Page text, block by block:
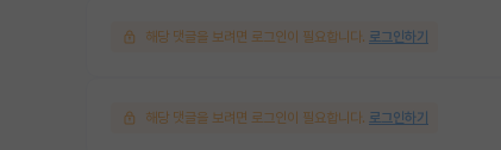
해당 댓글을 보려면 로그인이 필요합니다. 로그인하기
해당 댓글을 보려면 로그인이 필요합니다. 로그인하기